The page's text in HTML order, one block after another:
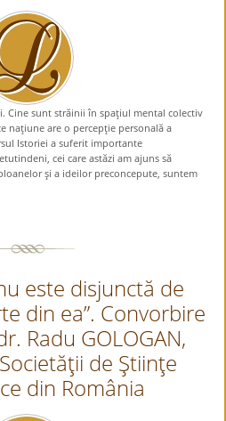
Cine sunt străinii în spaţiul mental colectiv
naţiune are o percepţie personală a
Istoriei a suferit importante
cei care astăzi am ajuns să
şi a ideilor preconcepute, suntem
este disjunctă de
din ea”. Convorbire
Radu GOLOGAN,
de Ştiinţe
din România